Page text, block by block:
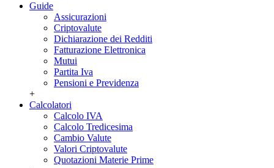
Guide
Assicurazioni
Criptovalute
Dichiarazione dei Redditi
Fatturazione Elettronica
Mutui
Partita Iva
Pensioni e Previdenza
+
Calcolatori
Calcolo IVA
Calcolo Tredicesima
Cambio Valute
Valori Criptovalute
Quotazioni Materie Prime